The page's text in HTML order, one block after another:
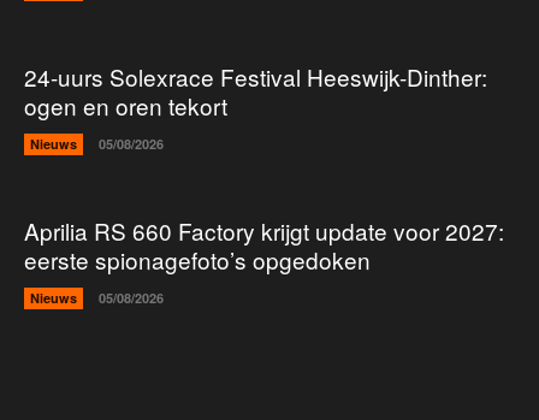
24-uurs Solexrace Festival Heeswijk-Dinther:
ogen en oren tekort
Nieuws 05/08/2026
Aprilia RS 660 Factory krijgt update voor 2027:
eerste spionagefoto’s opgedoken
Nieuws 05/08/2026